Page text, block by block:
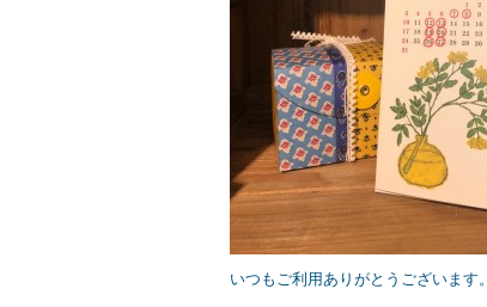
いつもご利用ありがとうございます。